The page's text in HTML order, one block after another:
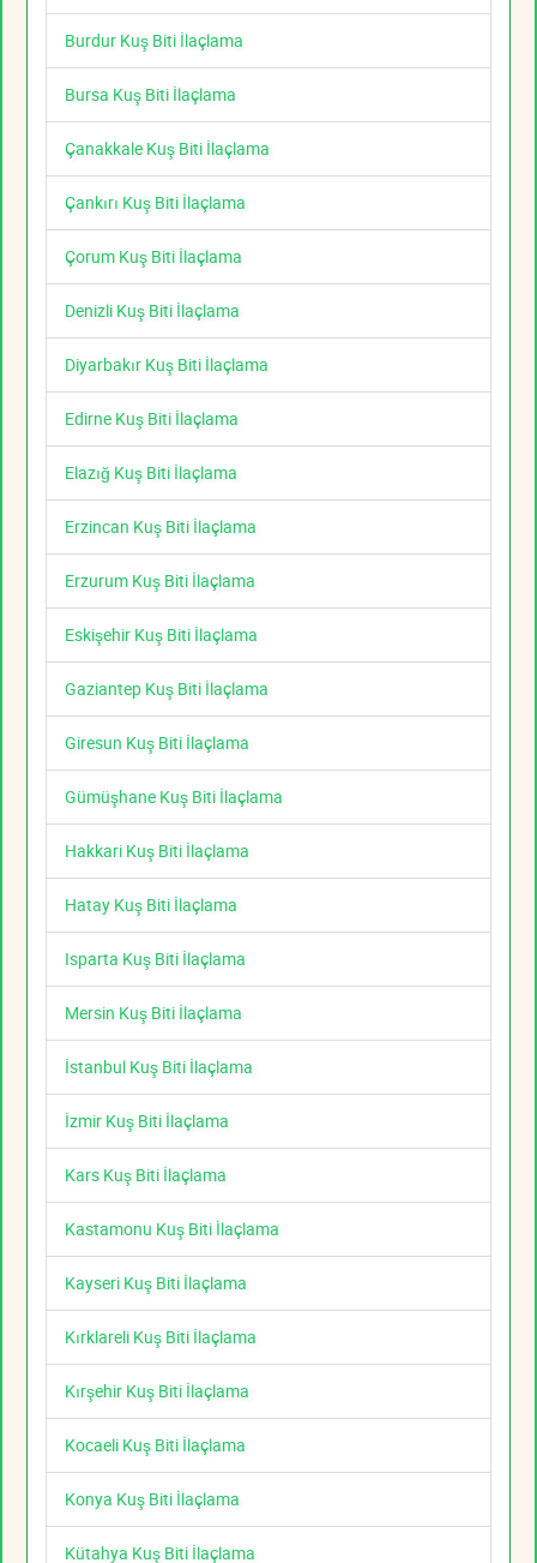
Burdur Kuş Biti İlaçlama
Bursa Kuş Biti İlaçlama
Çanakkale Kuş Biti İlaçlama
Çankırı Kuş Biti İlaçlama
Çorum Kuş Biti İlaçlama
Denizli Kuş Biti İlaçlama
Diyarbakır Kuş Biti İlaçlama
Edirne Kuş Biti İlaçlama
Elazığ Kuş Biti İlaçlama
Erzincan Kuş Biti İlaçlama
Erzurum Kuş Biti İlaçlama
Eskişehir Kuş Biti İlaçlama
Gaziantep Kuş Biti İlaçlama
Giresun Kuş Biti İlaçlama
Gümüşhane Kuş Biti İlaçlama
Hakkari Kuş Biti İlaçlama
Hatay Kuş Biti İlaçlama
Isparta Kuş Biti İlaçlama
Mersin Kuş Biti İlaçlama
İstanbul Kuş Biti İlaçlama
İzmir Kuş Biti İlaçlama
Kars Kuş Biti İlaçlama
Kastamonu Kuş Biti İlaçlama
Kayseri Kuş Biti İlaçlama
Kırklareli Kuş Biti İlaçlama
Kırşehir Kuş Biti İlaçlama
Kocaeli Kuş Biti İlaçlama
Konya Kuş Biti İlaçlama
Kütahya Kuş Biti İlaçlama